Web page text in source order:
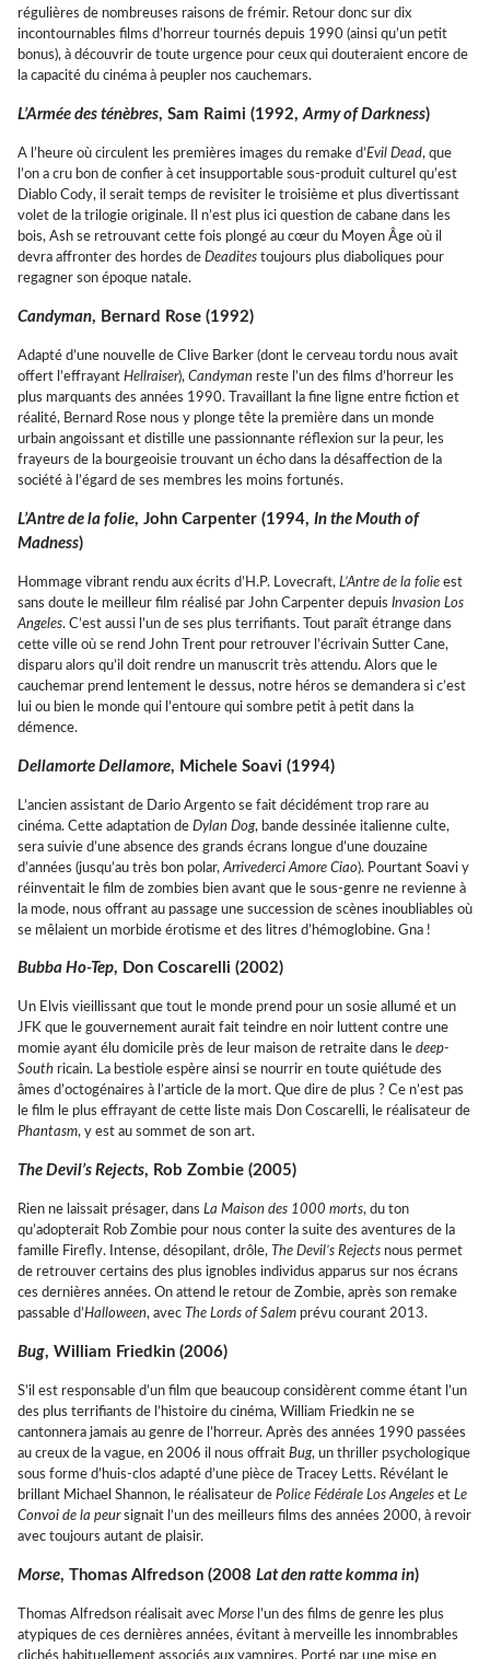
régulières de nombreuses raisons de frémir. Retour donc sur dix
incontournables films d’horreur tournés depuis 1990 (ainsi qu’un petit
bonus), à découvrir de toute urgence pour ceux qui douteraient encore de
la capacité du cinéma à peupler nos cauchemars.
L’Armée des ténèbres, Sam Raimi (1992, Army of Darkness)
A l’heure où circulent les premières images du remake d’Evil Dead, que
l’on a cru bon de confier à cet insupportable sous-produit culturel qu’est
Diablo Cody, il serait temps de revisiter le troisième et plus divertissant
volet de la trilogie originale. Il n’est plus ici question de cabane dans les
bois, Ash se retrouvant cette fois plongé au cœur du Moyen Âge où il
devra affronter des hordes de Deadites toujours plus diaboliques pour
regagner son époque natale.
Candyman, Bernard Rose (1992)
Adapté d’une nouvelle de Clive Barker (dont le cerveau tordu nous avait
offert l’effrayant Hellraiser), Candyman reste l’un des films d’horreur les
plus marquants des années 1990. Travaillant la fine ligne entre fiction et
réalité, Bernard Rose nous y plonge tête la première dans un monde
urbain angoissant et distille une passionnante réflexion sur la peur, les
frayeurs de la bourgeoisie trouvant un écho dans la désaffection de la
société à l’égard de ses membres les moins fortunés.
L’Antre de la folie, John Carpenter (1994, In the Mouth of
Madness)
Hommage vibrant rendu aux écrits d’H.P. Lovecraft, L’Antre de la folie est
sans doute le meilleur film réalisé par John Carpenter depuis Invasion Los
Angeles. C’est aussi l’un de ses plus terrifiants. Tout paraît étrange dans
cette ville où se rend John Trent pour retrouver l’écrivain Sutter Cane,
disparu alors qu’il doit rendre un manuscrit très attendu. Alors que le
cauchemar prend lentement le dessus, notre héros se demandera si c’est
lui ou bien le monde qui l’entoure qui sombre petit à petit dans la
démence.
Dellamorte Dellamore, Michele Soavi (1994)
L’ancien assistant de Dario Argento se fait décidément trop rare au
cinéma. Cette adaptation de Dylan Dog, bande dessinée italienne culte,
sera suivie d’une absence des grands écrans longue d’une douzaine
d’années (jusqu’au très bon polar, Arrivederci Amore Ciao). Pourtant Soavi y
réinventait le film de zombies bien avant que le sous-genre ne revienne à
la mode, nous offrant au passage une succession de scènes inoubliables où
se mêlaient un morbide érotisme et des litres d’hémoglobine. Gna !
Bubba Ho-Tep, Don Coscarelli (2002)
Un Elvis vieillissant que tout le monde prend pour un sosie allumé et un
JFK que le gouvernement aurait fait teindre en noir luttent contre une
momie ayant élu domicile près de leur maison de retraite dans le deep-
South ricain. La bestiole espère ainsi se nourrir en toute quiétude des
âmes d’octogénaires à l’article de la mort. Que dire de plus ? Ce n’est pas
le film le plus effrayant de cette liste mais Don Coscarelli, le réalisateur de
Phantasm, y est au sommet de son art.
The Devil’s Rejects, Rob Zombie (2005)
Rien ne laissait présager, dans La Maison des 1000 morts, du ton
qu’adopterait Rob Zombie pour nous conter la suite des aventures de la
famille Firefly. Intense, désopilant, drôle, The Devil’s Rejects nous permet
de retrouver certains des plus ignobles individus apparus sur nos écrans
ces dernières années. On attend le retour de Zombie, après son remake
passable d’Halloween, avec The Lords of Salem prévu courant 2013.
Bug, William Friedkin (2006)
S’il est responsable d’un film que beaucoup considèrent comme étant l’un
des plus terrifiants de l’histoire du cinéma, William Friedkin ne se
cantonnera jamais au genre de l’horreur. Après des années 1990 passées
au creux de la vague, en 2006 il nous offrait Bug, un thriller psychologique
sous forme d’huis-clos adapté d’une pièce de Tracey Letts. Révélant le
brillant Michael Shannon, le réalisateur de Police Fédérale Los Angeles et Le
Convoi de la peursignait l’un des meilleurs films des années 2000, à revoir
avec toujours autant de plaisir.
Morse, Thomas Alfredson (2008 Lat den ratte komma in)
Thomas Alfredson réalisait avec Morse l’un des films de genre les plus
atypiques de ces dernières années, évitant à merveille les innombrables
clichés habituellement associés aux vampires. Porté par une mise en